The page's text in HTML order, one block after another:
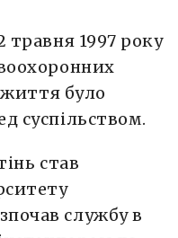
травня 1997 року
життя було
суспільством.
став
службу в